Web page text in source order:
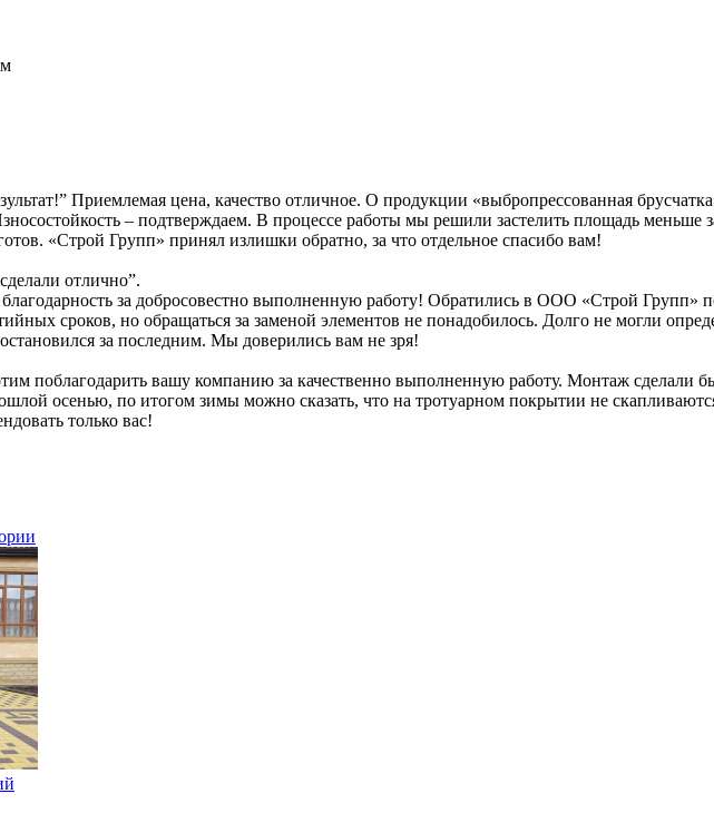
Приемлемая цена, качество отличное. О продукции «выбропрессованная
– подтверждаем. В процессе работы мы решили застелить площадь
«Строй Групп» принял излишки обратно, за что отдельное спасибо вам!
отлично”.
за добросовестно выполненную работу! Обратились в ООО «Строй Групп»
сроков, но обращаться за заменой элементов не понадобилось. Долго не могли
за последним. Мы доверились вам не зря!
поблагодарить вашу компанию за качественно выполненную работу. Монтаж сделали
осенью, по итогом зимы можно сказать, что на тротуарном покрытии не
только вас!